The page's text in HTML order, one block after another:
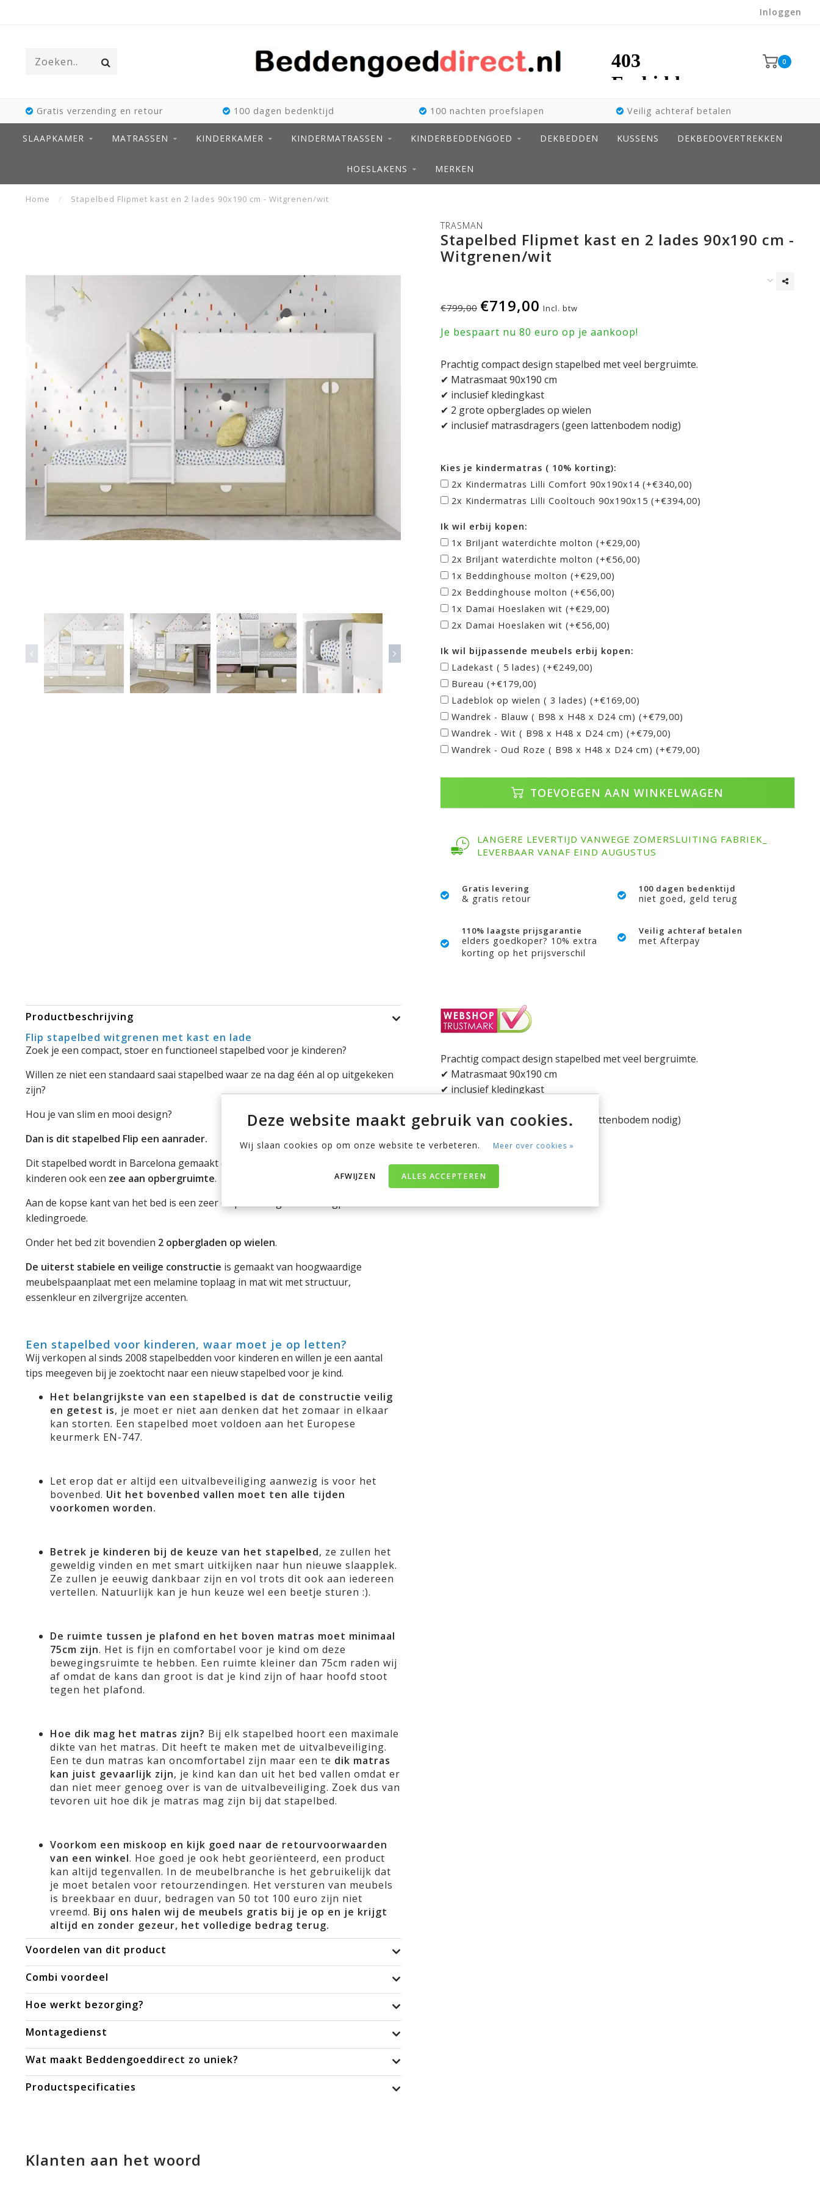
Inloggen
0
Gratis verzending en retour 100 dagen bedenktijd 100 nachten proefslapen Veilig achteraf betalen
SLAAPKAMER MATRASSEN KINDERKAMER KINDERMATRASSEN KINDERBEDDENGOED DEKBEDDEN KUSSENS DEKBEDOVERTREKKEN
HOESLAKENS MERKEN
Home / Stapelbed Flipmet kast en 2 lades 90x190 cm - Witgrenen/wit
TRASMAN
Stapelbed Flipmet kast en 2 lades 90x190 cm -
Witgrenen/wit
€799,00 €719,00 Incl. btw
Je bespaart nu 80 euro op je aankoop!
Prachtig compact design stapelbed met veel bergruimte.
✔ Matrasmaat 90x190 cm
✔ inclusief kledingkast
✔ 2 grote opberglades op wielen
✔ inclusief matrasdragers (geen lattenbodem nodig)
Kies je kindermatras ( 10% korting):
2x Kindermatras Lilli Comfort 90x190x14 (+€340,00)
2x Kindermatras Lilli Cooltouch 90x190x15 (+€394,00)
Ik wil erbij kopen:
1x Briljant waterdichte molton (+€29,00)
2x Briljant waterdichte molton (+€56,00)
1x Beddinghouse molton (+€29,00)
2x Beddinghouse molton (+€56,00)
1x Damai Hoeslaken wit (+€29,00)
2x Damai Hoeslaken wit (+€56,00)
Ik wil bijpassende meubels erbij kopen:
Ladekast ( 5 lades) (+€249,00)
Bureau (+€179,00)
Ladeblok op wielen ( 3 lades) (+€169,00)
Wandrek - Blauw ( B98 x H48 x D24 cm) (+€79,00)
Wandrek - Wit ( B98 x H48 x D24 cm) (+€79,00)
Wandrek - Oud Roze ( B98 x H48 x D24 cm) (+€79,00)
TOEVOEGEN AAN WINKELWAGEN
LANGERE LEVERTIJD VANWEGE ZOMERSLUITING FABRIEK_
LEVERBAAR VANAF EIND AUGUSTUS
Gratis levering
& gratis retour
100 dagen bedenktijd
niet goed, geld terug
110% laagste prijsgarantie
elders goedkoper? 10% extra
korting op het prijsverschil
Veilig achteraf betalen
met Afterpay
Productbeschrijving
Flip stapelbed witgrenen met kast en lade
Zoek je een compact, stoer en functioneel stapelbed voor je kinderen?
Willen ze niet een standaard saai stapelbed waar ze na dag één al op uitgekeken
zijn?
Hou je van slim en mooi design?
Dan is dit stapelbed Flip een aanrader.
Dit stapelbed wordt in Barcelona gemaakt en biedt naast een slaapplek voor 2
kinderen ook een zee aan opbergruimte.
Aan de kopse kant van het bed is een zeer diepe kledingkast met legplanken en
kledingroede.
Onder het bed zit bovendien 2 opbergladen op wielen.
De uiterst stabiele en veilige constructie is gemaakt van hoogwaardige
meubelspaanplaat met een melamine toplaag in mat wit met structuur,
essenkleur en zilvergrijze accenten.
Een stapelbed voor kinderen, waar moet je op letten?
Wij verkopen al sinds 2008 stapelbedden voor kinderen en willen je een aantal
tips meegeven bij je zoektocht naar een nieuw stapelbed voor je kind.
Het belangrijkste van een stapelbed is dat de constructie veilig
en getest is, je moet er niet aan denken dat het zomaar in elkaar
kan storten. Een stapelbed moet voldoen aan het Europese
keurmerk EN-747.
Let erop dat er altijd een uitvalbeveiliging aanwezig is voor het
bovenbed. Uit het bovenbed vallen moet ten alle tijden
voorkomen worden.
Betrek je kinderen bij de keuze van het stapelbed, ze zullen het
geweldig vinden en met smart uitkijken naar hun nieuwe slaapplek.
Ze zullen je eeuwig dankbaar zijn en vol trots dit ook aan iedereen
vertellen. Natuurlijk kan je hun keuze wel een beetje sturen :).
De ruimte tussen je plafond en het boven matras moet minimaal
75cm zijn. Het is fijn en comfortabel voor je kind om deze
bewegingsruimte te hebben. Een ruimte kleiner dan 75cm raden wij
af omdat de kans dan groot is dat je kind zijn of haar hoofd stoot
tegen het plafond.
Hoe dik mag het matras zijn? Bij elk stapelbed hoort een maximale
dikte van het matras. Dit heeft te maken met de uitvalbeveiliging.
Een te dun matras kan oncomfortabel zijn maar een te dik matras
kan juist gevaarlijk zijn, je kind kan dan uit het bed vallen omdat er
dan niet meer genoeg over is van de uitvalbeveiliging. Zoek dus van
tevoren uit hoe dik je matras mag zijn bij dat stapelbed.
Voorkom een miskoop en kijk goed naar de retourvoorwaarden
van een winkel. Hoe goed je ook hebt georiënteerd, een product
kan altijd tegenvallen. In de meubelbranche is het gebruikelijk dat
je moet betalen voor retourzendingen. Het versturen van meubels
is breekbaar en duur, bedragen van 50 tot 100 euro zijn niet
vreemd. Bij ons halen wij de meubels gratis bij je op en je krijgt
altijd en zonder gezeur, het volledige bedrag terug.
Voordelen van dit product
Combi voordeel
Hoe werkt bezorging?
Montagedienst
Wat maakt Beddengoeddirect zo uniek?
Productspecificaties
Prachtig compact design stapelbed met veel bergruimte.
✔ Matrasmaat 90x190 cm
✔ inclusief kledingkast
✔ inclusief matrasdragers (geen lattenbodem nodig)
Klanten aan het woord
Deze website maakt gebruik van cookies.
Wij slaan cookies op om onze website te verbeteren. Meer over cookies »
ALLES ACCEPTEREN
AFWIJZEN